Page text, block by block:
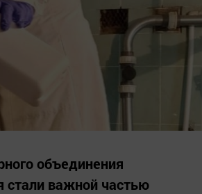
объединения
стали важной частью